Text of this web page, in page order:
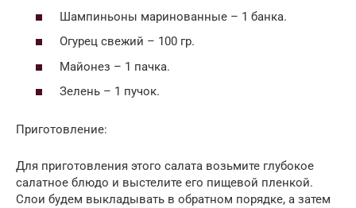
Шампиньоны маринованные – 1 банка.
Огурец свежий – 100 гр.
Майонез – 1 пачка.
Зелень – 1 пучок.
Приготовление:
Для приготовления этого салата возьмите глубокое
салатное блюдо и выстелите его пищевой пленкой.
Слои будем выкладывать в обратном порядке, а затем